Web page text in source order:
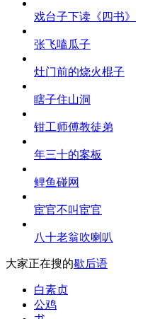
戏台子下读《四书》
张飞嗑瓜子
灶门前的烧火棍子
瞎子住山洞
钳工师傅教徒弟
年三十的案板
鲤鱼碰网
宦官不叫宦官
八十老翁吹喇叭
大家正在搜的歇后语
白素贞
公鸡